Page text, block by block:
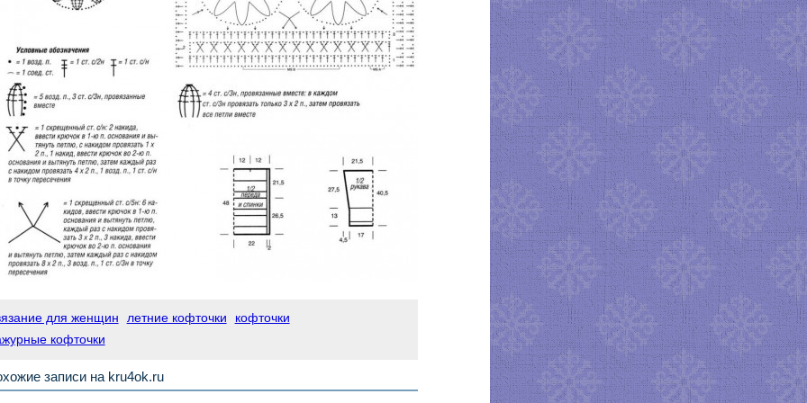
для женщин летние кофточки
кофточки
кофточки
записи на kru4ok.ru